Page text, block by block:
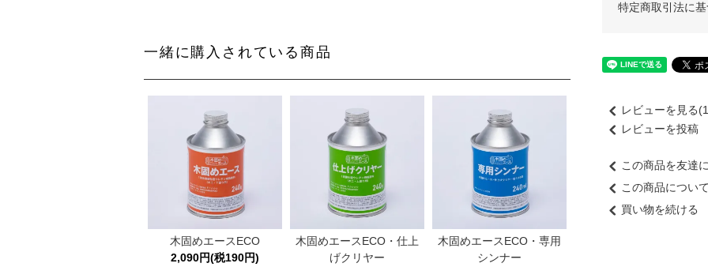
一緒に購入されている商品
木固めエースECO
2,090円(税190円)
木固めエースECO・仕上
げクリヤー
木固めエースECO・専用
シンナー
特定商取引法に
レビューを見る
レビューを投稿
この商品を友達
この商品につい
買い物を続ける